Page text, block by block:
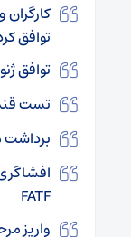
توافق
توافق
تست
برداشت
FATF
واریز